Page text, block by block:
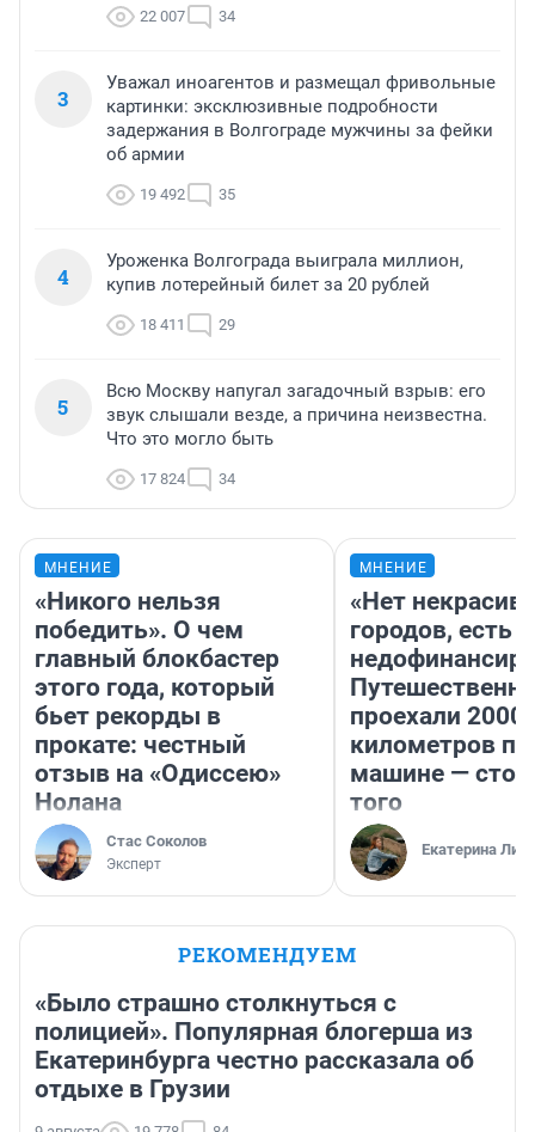
22 007 34
3
Уважал иноагентов и размещал фривольные
картинки: эксклюзивные подробности
задержания в Волгограде мужчины за фейки
об армии
19 492 35
4
Уроженка Волгограда выиграла миллион,
купив лотерейный билет за 20 рублей
18 411 29
5
Всю Москву напугал загадочный взрыв: его
звук слышали везде, а причина неизвестна.
Что это могло быть
17 824 34
МНЕНИЕ
«Никого нельзя
победить». О чем
главный блокбастер
этого года, который
бьет рекорды в
прокате: честный
отзыв на «Одиссею»
Нолана
Стас Соколов
Эксперт
МНЕНИЕ
«Нет
городов, есть
проехали 2000
километров по
машине —
того
Екатерина
РЕКОМЕНДУЕМ
«Было страшно столкнуться с
полицией». Популярная блогерша из
Екатеринбурга честно рассказала об
отдыхе в Грузии